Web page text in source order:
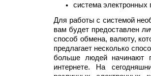
система электронных
Для работы с системой
вам будет предоставлен
способ обмена, валюту,
предлагает несколько
больше людей начинают
интернете. На